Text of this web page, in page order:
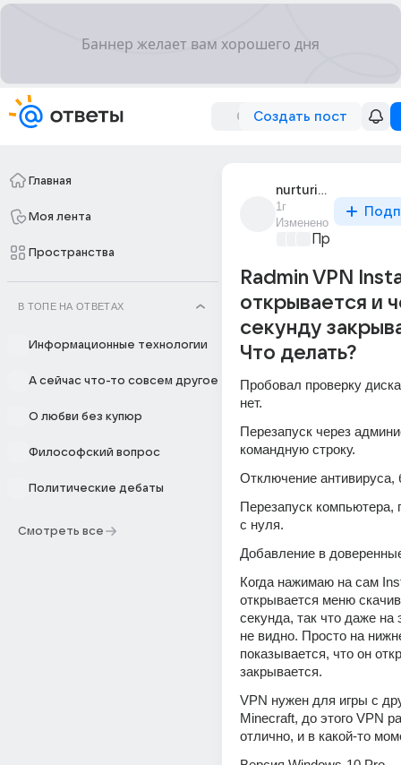
Создать пост
Главная
Моя лента
Пространства
В ТОПЕ НА ОТВЕТАХ
Информационные технологии
А сейчас что-то совсем другое
О любви без купюр
Философский вопрос
Политические дебаты
Смотреть все
nurturing_0343
1г
Изменено
Просто
Radmin VPN
открывается и
секунду
Что делать?
Пробовал проверку
нет.
Перезапуск через
командную строку.
Отключение антивируса,
Перезапуск компьютера,
с нуля.
Добавление в
Когда нажимаю на сам
открывается меню
секунда, так что даже на
не видно. Просто на
показывается, что он
закрывается.
VPN нужен для игры с
Minecraft, до этого VPN
отлично, и в какой-то